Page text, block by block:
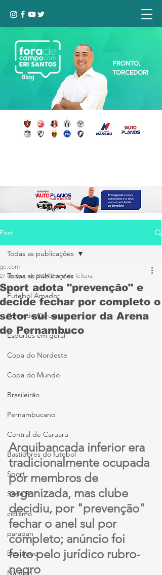
Blog
PRONTO,
TORCEDOR!
Post
Todas as publicações
Futebol Amador
Porto de Caruaru
Esportes em geral
Copa do Nordeste
Copa do Mundo
Brasileirão
Pernambucano
Central de Caruaru
Bastidores do futebol
Sport
Série B
ciclismo
parapan
Destaque
Náutico
Todas as publicações
Sport adota "prevenção" e
decide fechar por completo o
setor sul superior da Arena
de Pernambuco
ge.com
27 de mar. de 2024 2 min de leitura
Arquibancada inferior era
tradicionalmente ocupada
por membros de
organizada, mas clube
decidiu, por "prevenção"
fechar o anel sul por
completo; anúncio foi
feito pelo jurídico rubro-
negro